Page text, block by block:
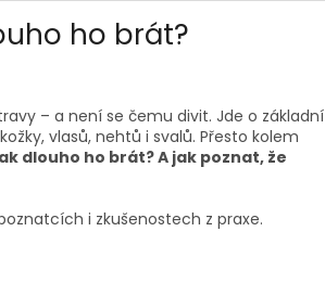
ho brát?
– a není se čemu divit. Jde o základní
vlasů, nehtů i svalů. Přesto kolem
dlouho ho brát? A jak poznat, že
i zkušenostech z praxe.